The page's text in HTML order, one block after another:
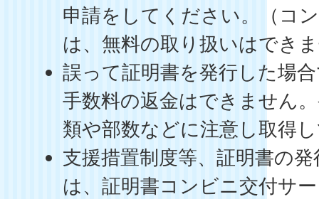
申請をしてください。（コ
は、無料の取り扱いはでき
誤って証明書を発行した場
手数料の返金はできません
類や部数などに注意し取得
支援措置制度等、証明書の
は、証明書コンビニ交付サ